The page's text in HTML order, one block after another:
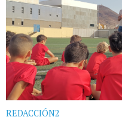
REDACCIÓN2